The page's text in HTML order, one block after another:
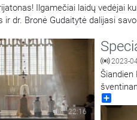
Ilgamečiai laidų vedėjai
ir dr. Bronė Gudaitytė dalijasi
dalintis tuo, ką Dievas
radijo savanoris laidų vedėjas
22:16
2023-
Šiandien